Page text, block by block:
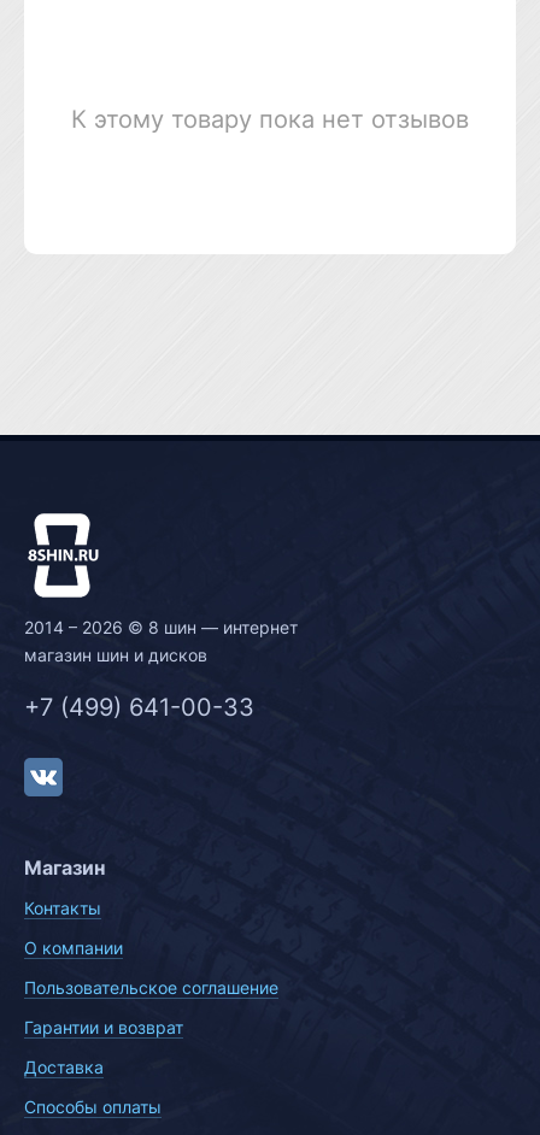
К этому товару пока нет отзывов
2014 – 2026 © 8 шин — интернет
магазин шин и дисков
+7 (499) 641-00-33
Магазин
Контакты
О компании
Пользовательское соглашение
Гарантии и возврат
Доставка
Способы оплаты